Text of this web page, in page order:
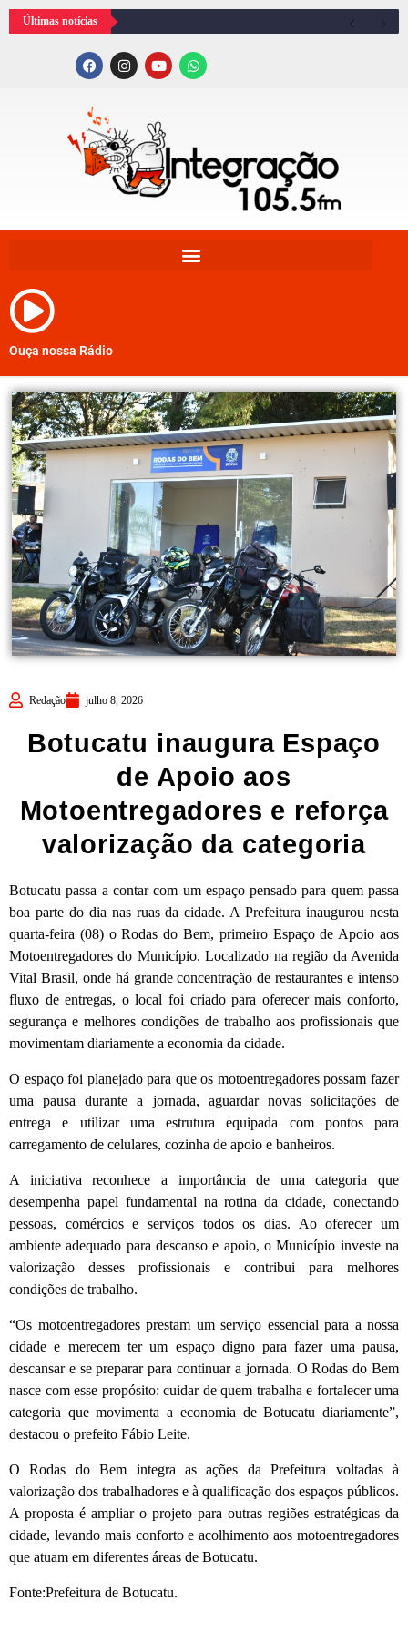
Últimas notícias
Ouça nossa Rádio
Redação julho 8, 2026
Botucatu inaugura Espaço
de Apoio aos
Motoentregadores e reforça
valorização da categoria
Botucatu passa a contar com um espaço pensado para quem passa
boa parte do dia nas ruas da cidade. A Prefeitura inaugurou nesta
quarta-feira (08) o Rodas do Bem, primeiro Espaço de Apoio aos
Motoentregadores do Município. Localizado na região da Avenida
Vital Brasil, onde há grande concentração de restaurantes e intenso
fluxo de entregas, o local foi criado para oferecer mais conforto,
segurança e melhores condições de trabalho aos profissionais que
movimentam diariamente a economia da cidade.
O espaço foi planejado para que os motoentregadores possam fazer
uma pausa durante a jornada, aguardar novas solicitações de
entrega e utilizar uma estrutura equipada com pontos para
carregamento de celulares, cozinha de apoio e banheiros.
A iniciativa reconhece a importância de uma categoria que
desempenha papel fundamental na rotina da cidade, conectando
pessoas, comércios e serviços todos os dias. Ao oferecer um
ambiente adequado para descanso e apoio, o Município investe na
valorização desses profissionais e contribui para melhores
condições de trabalho.
“Os motoentregadores prestam um serviço essencial para a nossa
cidade e merecem ter um espaço digno para fazer uma pausa,
descansar e se preparar para continuar a jornada. O Rodas do Bem
nasce com esse propósito: cuidar de quem trabalha e fortalecer uma
categoria que movimenta a economia de Botucatu diariamente”,
destacou o prefeito Fábio Leite.
O Rodas do Bem integra as ações da Prefeitura voltadas à
valorização dos trabalhadores e à qualificação dos espaços públicos.
A proposta é ampliar o projeto para outras regiões estratégicas da
cidade, levando mais conforto e acolhimento aos motoentregadores
que atuam em diferentes áreas de Botucatu.
Fonte:Prefeitura de Botucatu.